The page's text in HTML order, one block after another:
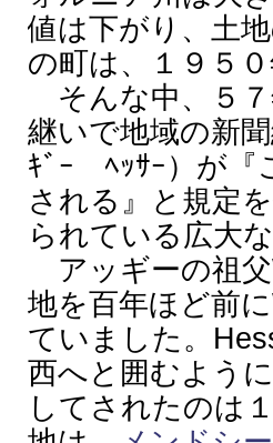
値は下がり、土
の町は、１９５
そんな中、５７
継いで地域の新
ｷﾞｰ ﾍｯｻｰ）が『
される』と規定
られている広大
アッギーの祖
地を百年ほど前
ていました。
西へと囲むよう
してされたのは